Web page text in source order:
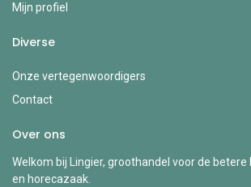
Mijn profiel
Diverse
Onze vertegenwoordigers
Contact
Over ons
Welkom bij Lingier, groothandel voor de betere
en horecazaak.